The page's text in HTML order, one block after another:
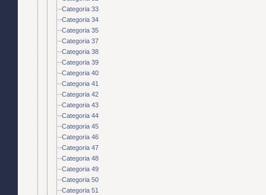
Categoria 33
Categoria 34
Categoria 35
Categoria 37
Categoria 38
Categoria 39
Categoria 40
Categoria 41
Categoria 42
Categoria 43
Categoria 44
Categoria 45
Categoria 46
Categoria 47
Categoria 48
Categoria 49
Categoria 50
Categoria 51